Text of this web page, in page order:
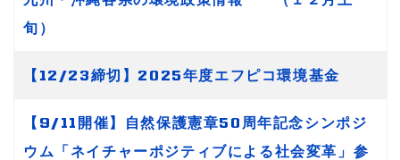
旬）
【12/23締切】2025年度エフピコ環境基金
【9/11開催】自然保護憲章50周年記念シンポジ
ウム「ネイチャーポジティブによる社会変革」参